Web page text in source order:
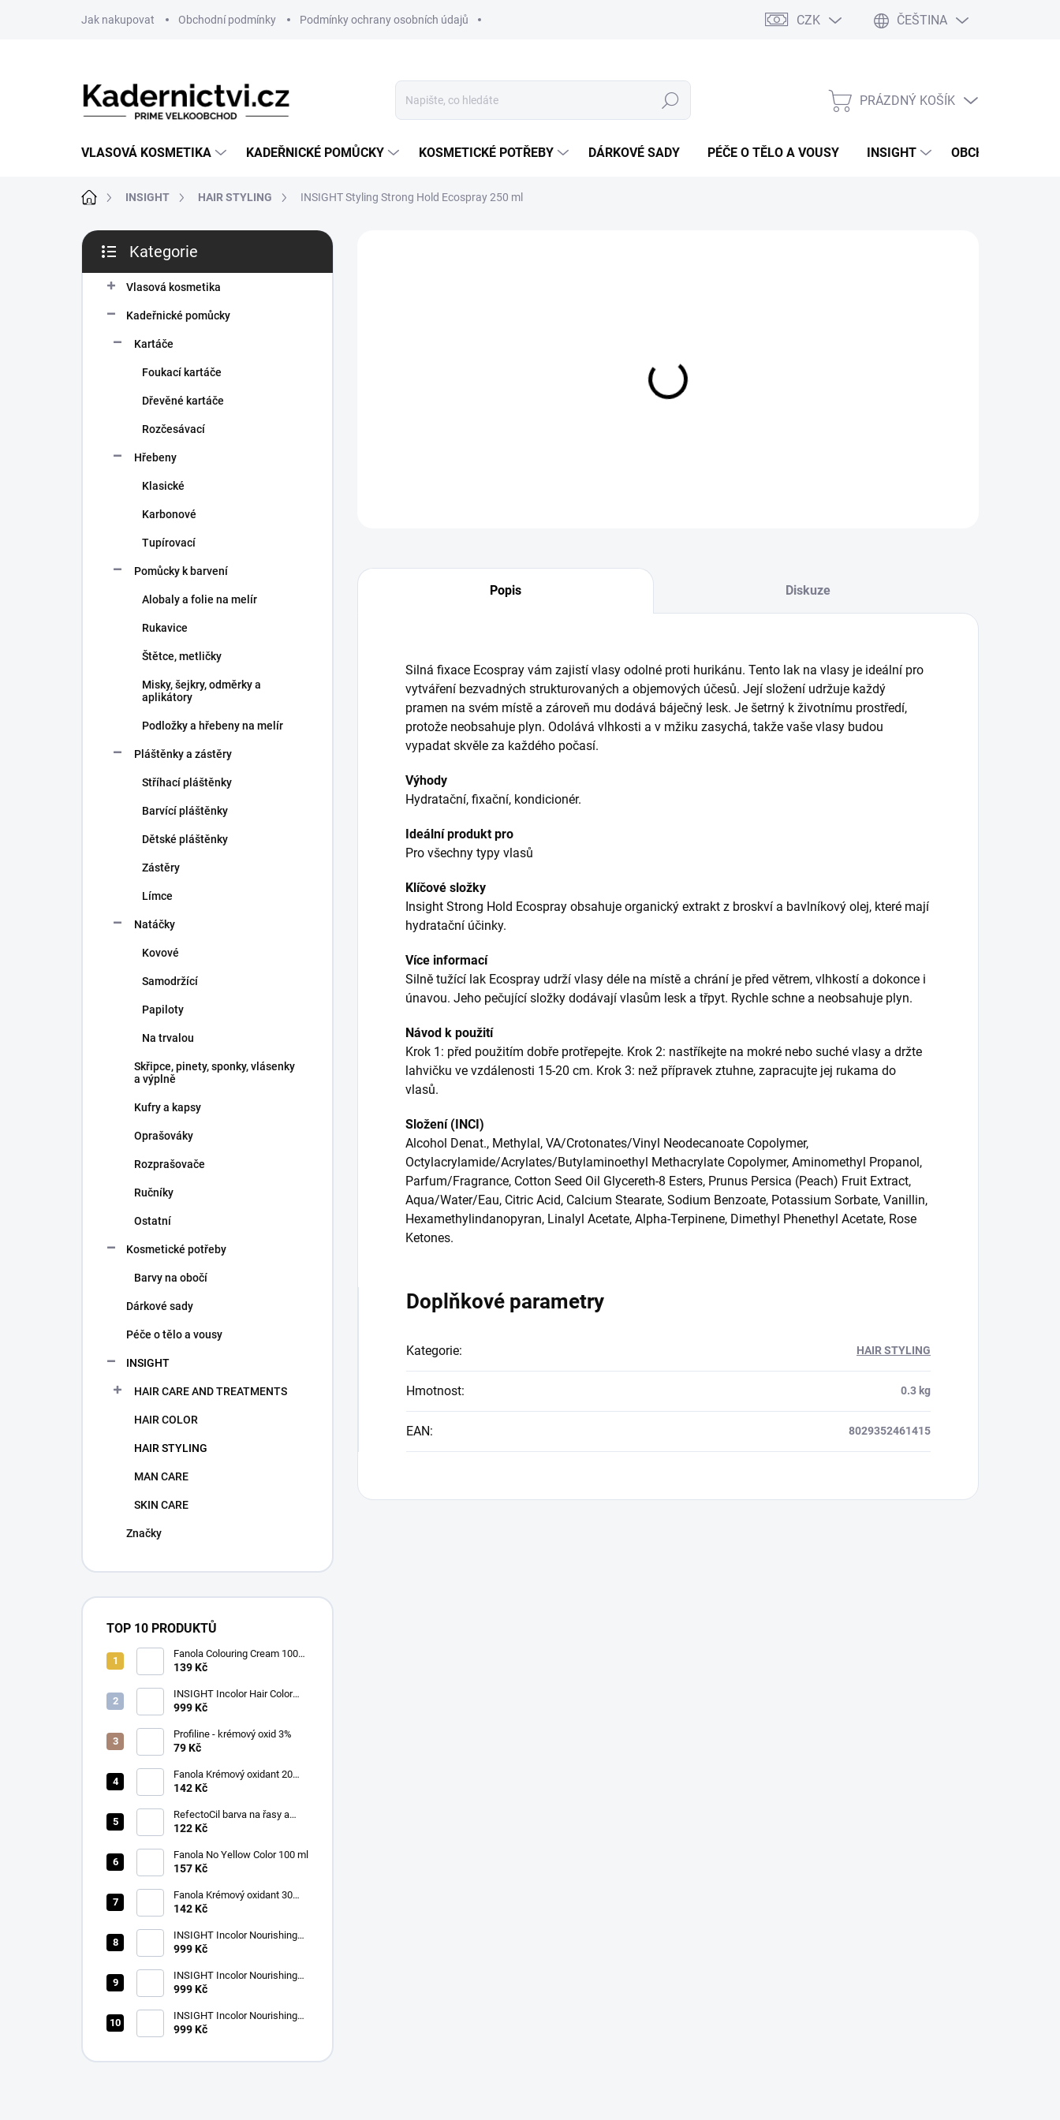
Jak nakupovat Obchodní podmínky Podmínky ochrany osobních údajů CZK ČEŠTINA
Hledat
NÁKUPNÍ
PRÁZDNÝ KOŠÍK
VLASOVÁ KOSMETIKA KADEŘNICKÉ POMŮCKY KOSMETICKÉ POTŘEBY DÁRKOVÉ SADY PÉČE O TĚLO A VOUSY INSIGHT OBCHODNÍ
Domů INSIGHT HAIR STYLING INSIGHT Styling Strong Hold Ecospray 250 ml
P
s
kategorie
Kategorie
Vlasová kosmetika
Kadeřnické pomůcky
Kartáče
Foukací kartáče
Dřevěné kartáče
Rozčesávací
Hřebeny
Klasické
Karbonové
Tupírovací
Pomůcky k barvení
Alobaly a folie na melír
Rukavice
Štětce, metličky
Misky, šejkry, odměrky a
aplikátory
Podložky a hřebeny na melír
Pláštěnky a zástěry
Stříhací pláštěnky
Barvící pláštěnky
Dětské pláštěnky
Zástěry
Límce
Natáčky
Kovové
Samodržící
Papiloty
Na trvalou
Skřipce, pinety, sponky, vlásenky
a výplně
Kufry a kapsy
Oprašováky
Rozprašovače
Ručníky
Ostatní
Kosmetické potřeby
Barvy na obočí
Dárkové sady
Péče o tělo a vousy
INSIGHT
HAIR CARE AND TREATMENTS
HAIR COLOR
HAIR STYLING
MAN CARE
SKIN CARE
Značky
TOP 10 PRODUKTŮ
Fanola Colouring Cream 100
ml
139 Kč
INSIGHT Incolor Hair Color
100ml
999 Kč
Profiline - krémový oxid 3%
79 Kč
Fanola Krémový oxidant 20
VOL(6%)1000ml
142 Kč
RefectoCil barva na řasy a
obočí 3.1 světle hnědá 15 ml
122 Kč
Fanola No Yellow Color 100 ml
157 Kč
Fanola Krémový oxidant 30
VOL (9%) 1000ml
142 Kč
INSIGHT Incolor Nourishing
Color Activator 40 vol. (12%)
999 Kč
INSIGHT Incolor Nourishing
Color Activator 30 vol. (9%)
999 Kč
INSIGHT Incolor Nourishing
Color Activator 20 vol. (6%)
999 Kč
DETAILNÍ INFORMACE
Popis Diskuze
Silná fixace Ecospray vám zajistí vlasy odolné proti hurikánu. Tento lak na vlasy je ideální pro
vytváření bezvadných strukturovaných a objemových účesů. Její složení udržuje každý
pramen na svém místě a zároveň mu dodává báječný lesk. Je šetrný k životnímu prostředí,
protože neobsahuje plyn. Odolává vlhkosti a v mžiku zasychá, takže vaše vlasy budou
vypadat skvěle za každého počasí.
Výhody
Hydratační, fixační, kondicionér.
Ideální produkt pro
Pro všechny typy vlasů
Klíčové složky
Insight Strong Hold Ecospray obsahuje organický extrakt z broskví a bavlníkový olej, které mají
hydratační účinky.
Více informací
Silně tužící lak Ecospray udrží vlasy déle na místě a chrání je před větrem, vlhkostí a dokonce i
únavou. Jeho pečující složky dodávají vlasům lesk a třpyt. Rychle schne a neobsahuje plyn.
Návod k použití
Krok 1: před použitím dobře protřepejte. Krok 2: nastříkejte na mokré nebo suché vlasy a držte
lahvičku ve vzdálenosti 15-20 cm. Krok 3: než přípravek ztuhne, zapracujte jej rukama do
vlasů.
Složení (INCI)
Alcohol Denat., Methylal, VA/Crotonates/Vinyl Neodecanoate Copolymer,
Octylacrylamide/Acrylates/Butylaminoethyl Methacrylate Copolymer, Aminomethyl Propanol,
Parfum/Fragrance, Cotton Seed Oil Glycereth-8 Esters, Prunus Persica (Peach) Fruit Extract,
Aqua/Water/Eau, Citric Acid, Calcium Stearate, Sodium Benzoate, Potassium Sorbate, Vanillin,
Hexamethylindanopyran, Linalyl Acetate, Alpha-Terpinene, Dimethyl Phenethyl Acetate, Rose
Ketones.
Doplňkové parametry
Kategorie: HAIR STYLING
Hmotnost: 0.3 kg
EAN: 8029352461415